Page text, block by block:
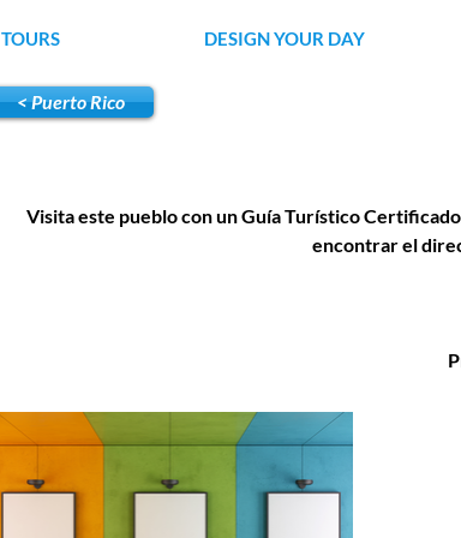
TOURS DESIGN YOUR DAY
< Puerto Rico
Visita este pueblo con un Guía Turístico
encontrar el